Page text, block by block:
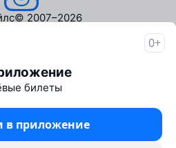
© 2007–2026
программа
Yo'lovchi
Aviasales.uz
0+
билеты
в приложение